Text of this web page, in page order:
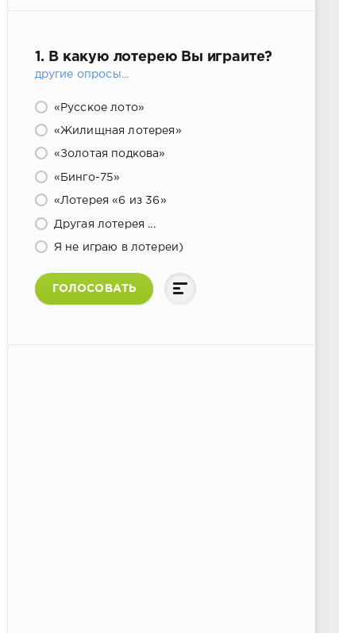
1. В какую лотерею Вы играите?
другие опросы...
«Русское лото»
«Жилищная лотерея»
«Золотая подкова»
«Бинго-75»
«Лотерея «6 из 36»
Другая лотерея ...
Я не играю в лотереи)
ГОЛОСОВАТЬ